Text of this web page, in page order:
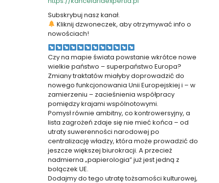
Subskrybuj nasz kanał.
Kliknij dzwoneczek, aby otrzymywać info o
nowościach!
Czy na mapie świata powstanie wkrótce nowe
wielkie państwo – superpaństwo Europa?
Zmiany traktatów miałyby doprowadzić do
nowego funkcjonowania Unii Europejskiej i – w
zamierzeniu – zacieśnienia współpracy
pomiędzy krajami wspólnotowymi.
Pomysł równie ambitny, co kontrowersyjny, a
lista zagrożeń zdaje się nie mieć końca – od
utraty suwerenności narodowej po
centralizację władzy, która może prowadzić do
jeszcze większej biurokracji. A przecież
nadmierna „papierologia” już jest jedną z
bolączek UE.
Dodajmy do tego utratę tożsamości kulturowej,